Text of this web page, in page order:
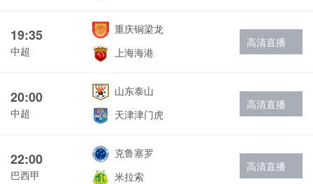
19:35
中超
重庆铜梁龙
上海海港
高清直播
20:00
中超
山东泰山
天津津门虎
高清直播
22:00
巴西甲
克鲁塞罗
米拉索
高清直播